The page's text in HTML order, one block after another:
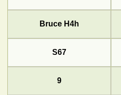
Bruce H4h
S67
9